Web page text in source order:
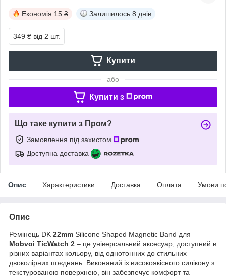
Економія 15 ₴ Залишилось 8 днів
349 ₴ від 2 шт.
Купити
або
Купити з
Що таке купити з Пром?
Замовлення під захистом
Доступна доставка
Опис Характеристики Доставка Оплата Умови
Опис
Ремінець DK 22mm Silicone Shaped Magnetic Band для
Mobvoi TicWatch 2 – це універсальний аксесуар, доступний в
різних варіантах кольору, від однотонних до стильних
двоколірних поєднань. Виконаний із високоякісного силікону з
текстурованою поверхнею, він забезпечує комфорт та